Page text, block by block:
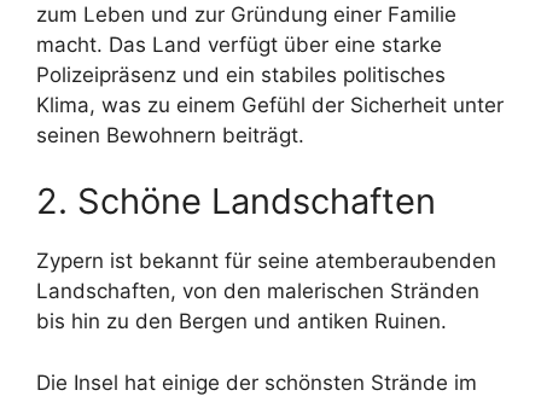
zum Leben und zur Gründung einer Familie
macht. Das Land verfügt über eine starke
Polizeipräsenz und ein stabiles politisches
Klima, was zu einem Gefühl der Sicherheit unter
seinen Bewohnern beiträgt.
2. Schöne Landschaften
Zypern ist bekannt für seine atemberaubenden
Landschaften, von den malerischen Stränden
bis hin zu den Bergen und antiken Ruinen.
Die Insel hat einige der schönsten Strände im